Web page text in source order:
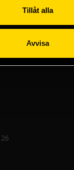
Tillåt alla
Avvisa